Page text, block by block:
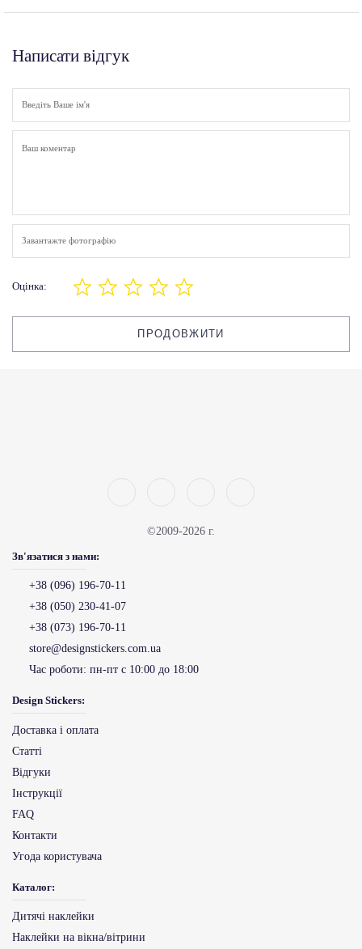
Написати відгук
Завантажте фотографію
Оцінка:
ПРОДОВЖИТИ
©2009-2026 г.
Зв'язатися з нами:
+38 (096) 196-70-11
+38 (050) 230-41-07
+38 (073) 196-70-11
store@designstickers.com.ua
Час роботи: пн-пт с 10:00 до 18:00
Design Stickers:
Доставка і оплата
Статті
Відгуки
Інструкції
FAQ
Контакти
Угода користувача
Каталог:
Дитячі наклейки
Наклейки на вікна/вітрини